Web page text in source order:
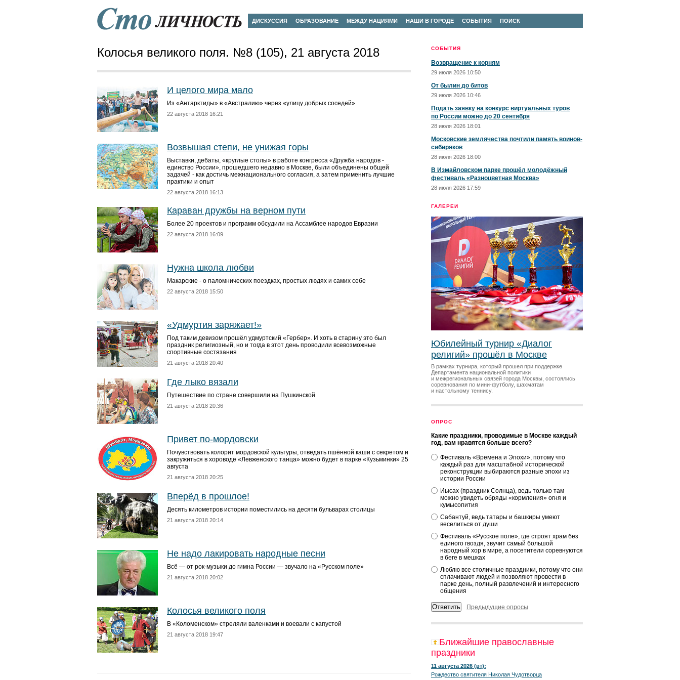
ДИСКУССИЯ ОБРАЗОВАНИЕ МЕЖДУ НАЦИЯМИ НАШИ В ГОРОДЕ СОБЫТИЯ ПОИСК
СОБЫТИЯ
Возвращение к корням
29 июля 2026 10:50
От былин до битов
29 июля 2026 10:46
Подать заявку на конкурс виртуальных туров
по России можно до 20 сентября
28 июля 2026 18:01
Московские землячества почтили память воинов-
сибиряков
28 июля 2026 18:00
В Измайловском парке прошёл молодёжный
фестиваль «Разноцветная Москва»
28 июля 2026 17:59
ГАЛЕРЕИ
Юбилейный турнир «Диалог
религий» прошёл в Москве
В рамках турнира, который прошел при поддержке
Департамента национальной политики
и межрегиональных связей города Москвы, состоялись
соревнования по мини-футболу, шахматам
и настольному теннису.
ОПРОС
Какие праздники, проводимые в Москве каждый
год, вам нравятся больше всего?
Фестиваль «Времена и Эпохи», потому что
каждый раз для масштабной исторической
реконструкции выбираются разные эпохи из
истории России
Иысах (праздник Солнца), ведь только там
можно увидеть обряды «кормления» огня и
кумысопития
Сабантуй, ведь татары и башкиры умеют
веселиться от души
Фестиваль «Русское поле», где строят храм без
единого гвоздя, звучит самый большой
народный хор в мире, а посетители соревнуются
в беге в мешках
Люблю все столичные праздники, потому что они
сплачивают людей и позволяют провести в
парке день, полный развлечений и интересного
общения
Предыдущие опросы
Ближайшие православные
праздники
11 августа 2026 (вт):
Рождество святителя Николая Чудотворца
Колосья великого поля. №8 (105), 21 августа 2018
И целого мира мало
Из «Антарктиды» в «Австралию» через «улицу добрых соседей»
22 августа 2018 16:21
Возвышая степи, не унижая горы
Выставки, дебаты, «круглые столы» в работе конгресса «Дружба народов -
единство России», прошедшего недавно в Москве, были объединены общей
задачей - как достичь межнационального согласия, а затем применить лучшие
практики и опыт
22 августа 2018 16:13
Караван дружбы на верном пути
Более 20 проектов и программ обсудили на Ассамблее народов Евразии
22 августа 2018 16:09
Нужна школа любви
Макарские - о паломнических поездках, простых людях и самих себе
22 августа 2018 15:50
«Удмуртия заряжает!»
Под таким девизом прошёл удмуртский «Гербер». И хоть в старину это был
праздник религиозный, но и тогда в этот день проводили всевозможные
спортивные состязания
21 августа 2018 20:40
Где лыко вязали
Путешествие по стране совершили на Пушкинской
21 августа 2018 20:36
Привет по-мордовски
Почувствовать колорит мордовской культуры, отведать пшённой каши с секретом и
закружиться в хороводе «Левженского танца» можно будет в парке «Кузьминки» 25
августа
21 августа 2018 20:25
Вперёд в прошлое!
Десять километров истории поместились на десяти бульварах столицы
21 августа 2018 20:14
Не надо лакировать народные песни
Всё — от рок-музыки до гимна России — звучало на «Русском поле»
21 августа 2018 20:02
Колосья великого поля
В «Коломенском» стреляли валенками и воевали с капустой
21 августа 2018 19:47